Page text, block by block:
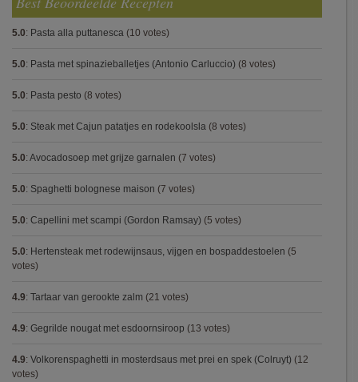
5.0: Pasta alla puttanesca (10 votes)
5.0: Pasta met spinazieballetjes (Antonio Carluccio) (8 votes)
5.0: Pasta pesto (8 votes)
5.0: Steak met Cajun patatjes en rodekoolsla (8 votes)
5.0: Avocadosoep met grijze garnalen (7 votes)
5.0: Spaghetti bolognese maison (7 votes)
5.0: Capellini met scampi (Gordon Ramsay) (5 votes)
5.0: Hertensteak met rodewijnsaus, vijgen en bospaddestoelen (5
votes)
4.9: Tartaar van gerookte zalm (21 votes)
4.9: Gegrilde nougat met esdoornsiroop (13 votes)
4.9: Volkorenspaghetti in mosterdsaus met prei en spek (Colruyt) (12
votes)